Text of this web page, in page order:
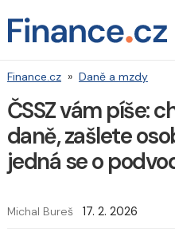
Finance.cz » Daně a mzdy
ČSSZ vám píše:
daně, zašlete
jedná se o
Michal Bureš 17. 2. 2026